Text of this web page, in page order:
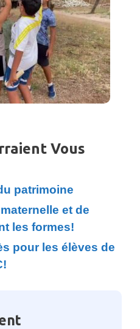
Vous
patrimoine
et de
les formes!
pour les élèves de